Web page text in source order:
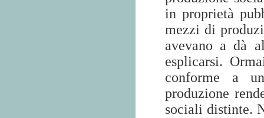
in proprietà
mezzi di
avevano a dà
esplicarsi.
conforme a
produzione
sociali distinte.